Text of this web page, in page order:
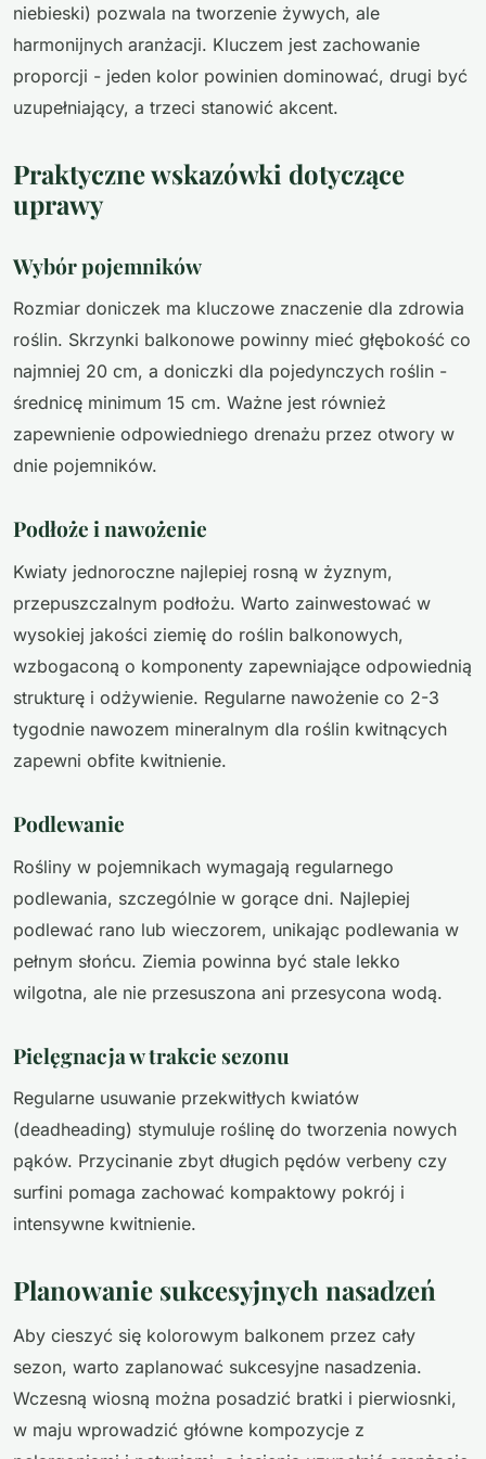
niebieski) pozwala na tworzenie żywych, ale
harmonijnych aranżacji. Kluczem jest zachowanie
proporcji - jeden kolor powinien dominować, drugi być
uzupełniający, a trzeci stanowić akcent.
Praktyczne wskazówki dotyczące
uprawy
Wybór pojemników
Rozmiar doniczek ma kluczowe znaczenie dla zdrowia
roślin. Skrzynki balkonowe powinny mieć głębokość co
najmniej 20 cm, a doniczki dla pojedynczych roślin -
średnicę minimum 15 cm. Ważne jest również
zapewnienie odpowiedniego drenażu przez otwory w
dnie pojemników.
Podłoże i nawożenie
Kwiaty jednoroczne najlepiej rosną w żyznym,
przepuszczalnym podłożu. Warto zainwestować w
wysokiej jakości ziemię do roślin balkonowych,
wzbogaconą o komponenty zapewniające odpowiednią
strukturę i odżywienie. Regularne nawożenie co 2-3
tygodnie nawozem mineralnym dla roślin kwitnących
zapewni obfite kwitnienie.
Podlewanie
Rośliny w pojemnikach wymagają regularnego
podlewania, szczególnie w gorące dni. Najlepiej
podlewać rano lub wieczorem, unikając podlewania w
pełnym słońcu. Ziemia powinna być stale lekko
wilgotna, ale nie przesuszona ani przesycona wodą.
Pielęgnacja w trakcie sezonu
Regularne usuwanie przekwitłych kwiatów
(deadheading) stymuluje roślinę do tworzenia nowych
pąków. Przycinanie zbyt długich pędów verbeny czy
surfini pomaga zachować kompaktowy pokrój i
intensywne kwitnienie.
Planowanie sukcesyjnych nasadzeń
Aby cieszyć się kolorowym balkonem przez cały
sezon, warto zaplanować sukcesyjne nasadzenia.
Wczesną wiosną można posadzić bratki i pierwiosnki,
w maju wprowadzić główne kompozycje z